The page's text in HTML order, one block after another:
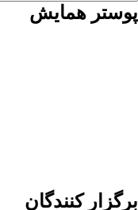
پوستر همایش
برگزار کنندگان